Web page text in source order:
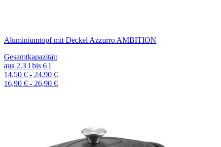
Aluminiumtopf mit Deckel Azzurro AMBITION
Gesamtkapazität:
aus 2.3 l bis 6 l
14,50 € - 24,90 €
16,90 € - 26,90 €